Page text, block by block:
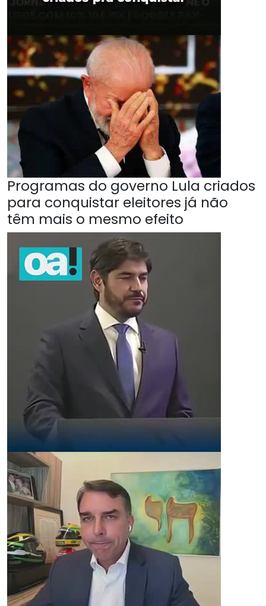
Programas do governo Lula criados
para conquistar eleitores já não
têm mais o mesmo efeito